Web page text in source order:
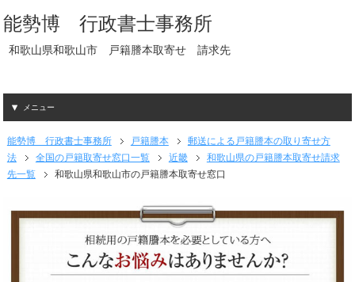
能勢博 行政書士事務所
和歌山県和歌山市 戸籍謄本取寄せ 請求先
メニュー
能勢博 行政書士事務所 戸籍謄本
郵送による戸籍謄本の取り寄せ方
法
全国の戸籍取寄せ窓口一覧 近畿
和歌山県の戸籍謄本取寄せ請求
先一覧
和歌山県和歌山市の戸籍謄本取寄せ窓口